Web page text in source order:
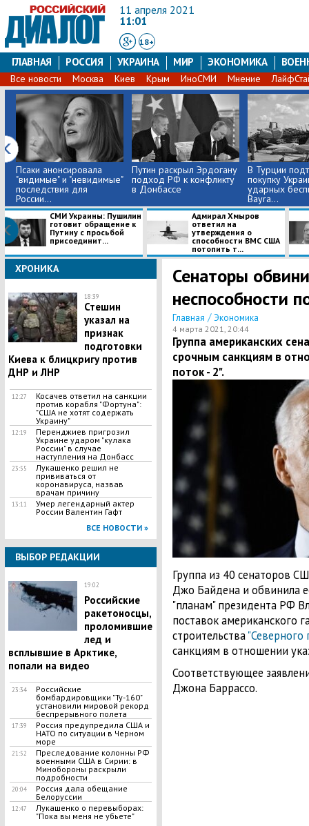
11 апреля 2021
11:01
18+
ГЛАВНАЯ РОССИЯ УКРАИНА МИР ЭКОНОМИКА
Все новости Москва Киев Крым ИноСМИ Мнение
Псаки анонсировала
"видимые" и "невидимые"
последствия для
России...
Путин раскрыл Эрдогану
подход РФ к конфликту
в Донбассе
В Турции
покупку
ударных
Bayra...
СМИ Украины: Пушилин
готовит обращение к
Путину с просьбой
присоединит...
Адмирал Хмыров
ответил на
утверждения о
способности ВМС США
потопить т...
ХРОНИКА
18:39
Стешин
указал на
признак
подготовки
Киева к блицкригу против
ДНР и ЛНР
12:27
​Косачев ответил на санкции
против корабля "Фортуна":
"США не хотят содержать
Украину"
12:19
Перенджиев пригрозил
Украине ударом "кулака
России" в случае
наступления на Донбасс
23:55
Лукашенко решил не
прививаться от
коронавируса, назвав
врачам причину
13:11
Умер легендарный актер
России Валентин Гафт
ВСЕ НОВОСТИ »
ВЫБОР РЕДАКЦИИ
19:02
Российские
ракетоносцы,
проломившие
лед и
всплывшие в Арктике,
попали на видео
23:34
Российские
бомбардировщики "Ту-160"
установили мировой рекорд
беспрерывного полета
17:39
Россия предупредила США и
НАТО по ситуации в Черном
море
21:52
Преследование колонны РФ
военными США в Сирии: в
Минобороны раскрыли
подробности
20:04
Россия дала обещание
Белоруссии
12:47
​Лукашенко о перевыборах:
"Пока вы меня не убьете"
Сенаторы
неспособности
Главная / Экономика
4 марта 2021, 20:44
Группа американских
срочным санкциям в
поток - 2".
Группа из 40 сенаторов
Джо Байдена и обвинила
"планам" президента РФ
поставок американского
строительства"Северного
санкциям в отношении
Соответствующее
Джона Баррассо.